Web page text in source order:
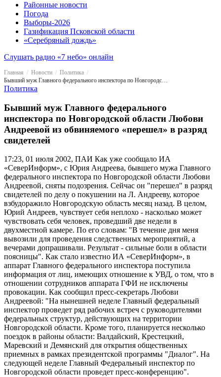
Районные новости
Погода
Выборы-2026
Газификация Псковской области
«Серебряный дождь»
Слушать радио «7 небо» онлайн
Главная Новости
Политика
Бывший муж Главного федерального инспектора по Новгородской области Любови Андреевой из обвиняемого «перешел» в разряд свидетелей
Политика
Бывший муж Главного федерального
инспектора по Новгородской области Любови
Андреевой из обвиняемого «перешел» в разряд
свидетелей
17:23, 01 июля 2002, ПАИ Как уже сообщало ИА
«СеверИнформ», с Юрия Андреева, бывшего мужа Главного
федерального инспектора по Новгородской области Любови
Андреевой, сняты подозрения. Сейчас он "перешел" в разряд
свидетелей по делу о покушении на Л. Андрееву, которое
взбудоражило Новгородскую область месяц назад. В целом,
Юрий Андреев, чувствует себя неплохо - насколько может
чувствовать себя человек, проведший две недели в
двухместной камере. По его словам: "В течение дня меня
вывозили для проведения следственных мероприятий, а
вечерами допрашивали. Результат - сильные боли в области
поясницы". Как стало известно ИА «СеверИнформ», в
аппарат Главного федерального инспектора поступила
информация от лиц, имеющих отношение к УВД, о том, что в
отношении сотрудников аппарата ГФИ не исключены
провокации. Как сообщил пресс-секретарь Любови
Андреевой: "На нынешней неделе Главный федеральный
инспектор проведет ряд рабочих встреч с руководителями
федеральных структур, действующих на территории
Новгородской области. Кроме того, планируется несколько
поездок в районы области: Валдайский, Крестецкий,
Маревский и Демянский для открытия общественных
приемных в рамках президентской программы "Диалог". На
следующей неделе Главный Федеральный инспектор по
Новгородской области проведет пресс-конференцию".